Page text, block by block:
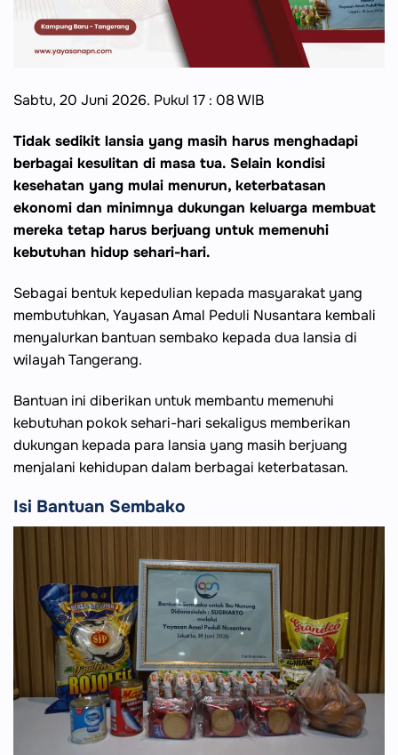
Sabtu, 20 Juni 2026. Pukul 17 : 08 WIB
Tidak sedikit lansia yang masih harus menghadapi
berbagai kesulitan di masa tua. Selain kondisi
kesehatan yang mulai menurun, keterbatasan
ekonomi dan minimnya dukungan keluarga membuat
mereka tetap harus berjuang untuk memenuhi
kebutuhan hidup sehari-hari.
Sebagai bentuk kepedulian kepada masyarakat yang
membutuhkan, Yayasan Amal Peduli Nusantara kembali
menyalurkan bantuan sembako kepada dua lansia di
wilayah Tangerang.
Bantuan ini diberikan untuk membantu memenuhi
kebutuhan pokok sehari-hari sekaligus memberikan
dukungan kepada para lansia yang masih berjuang
menjalani kehidupan dalam berbagai keterbatasan.
Isi Bantuan Sembako